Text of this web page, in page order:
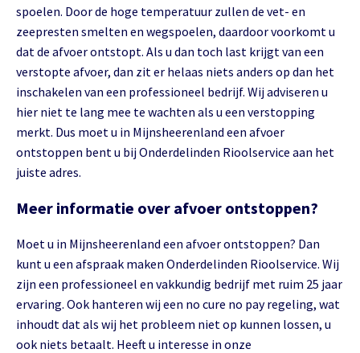
spoelen. Door de hoge temperatuur zullen de vet- en
zeepresten smelten en wegspoelen, daardoor voorkomt u
dat de afvoer ontstopt. Als u dan toch last krijgt van een
verstopte afvoer, dan zit er helaas niets anders op dan het
inschakelen van een professioneel bedrijf. Wij adviseren u
hier niet te lang mee te wachten als u een verstopping
merkt. Dus moet u in Mijnsheerenland een afvoer
ontstoppen bent u bij Onderdelinden Rioolservice aan het
juiste adres.
Meer informatie over afvoer ontstoppen?
Moet u in Mijnsheerenland een afvoer ontstoppen? Dan
kunt u een afspraak maken Onderdelinden Rioolservice. Wij
zijn een professioneel en vakkundig bedrijf met ruim 25 jaar
ervaring. Ook hanteren wij een no cure no pay regeling, wat
inhoudt dat als wij het probleem niet op kunnen lossen, u
ook niets betaalt. Heeft u interesse in onze